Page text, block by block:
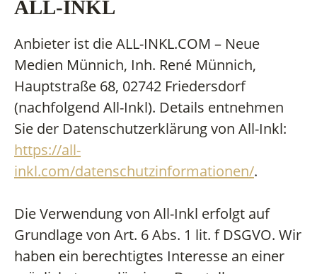
ALL-INKL
Anbieter ist die ALL-INKL.COM – Neue
Medien Münnich, Inh. René Münnich,
Hauptstraße 68, 02742 Friedersdorf
(nachfolgend All-Inkl). Details entnehmen
Sie der Datenschutzerklärung von All-Inkl:
https://all-
inkl.com/datenschutzinformationen/.
Die Verwendung von All-Inkl erfolgt auf
Grundlage von Art. 6 Abs. 1 lit. f DSGVO. Wir
haben ein berechtigtes Interesse an einer